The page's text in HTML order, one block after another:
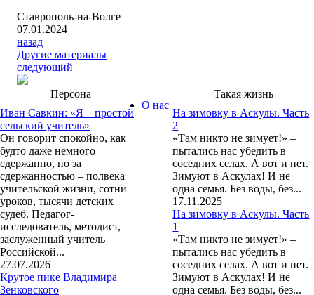
Ставрополь-на-Волге
07.01.2024
назад
Другие материалы
следующий
Персона
Иван Савкин: «Я – простой
сельский учитель»
Он говорит спокойно, как
будто даже немного
сдержанно, но за
сдержанностью – полвека
учительской жизни, сотни
уроков, тысячи детских
судеб. Педагог-
исследователь, методист,
заслуженный учитель
Российской...
27.07.2026
Крутое пике Владимира
Зенковского
Такая жизнь
На зимовку в Аскулы. Часть
2
«Там никто не зимует!» –
пытались нас убедить в
соседних селах. А вот и нет.
Зимуют в Аскулах! И не
одна семья. Без воды, без...
17.11.2025
На зимовку в Аскулы. Часть
1
«Там никто не зимует!» –
пытались нас убедить в
соседних селах. А вот и нет.
Зимуют в Аскулах! И не
одна семья. Без воды, без...
О нас